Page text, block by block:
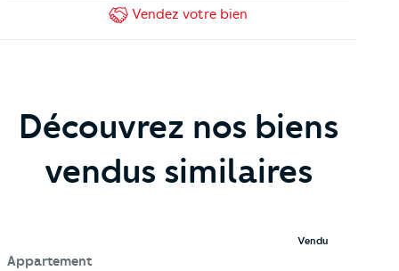
Vendez votre bien
Découvrez nos biens
vendus similaires
Appartement
Vendu